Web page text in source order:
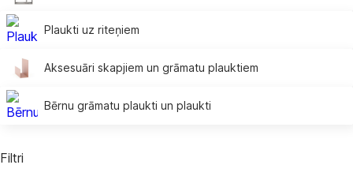
Plaukti uz riteņiem
Aksesuāri skapjiem un grāmatu plauktiem
Bērnu grāmatu plaukti un plaukti
Filtri